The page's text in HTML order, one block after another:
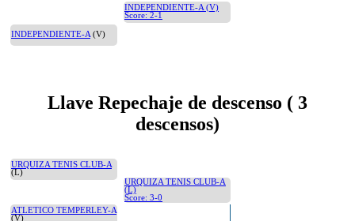
INDEPENDIENTE-A (V)
INDEPENDIENTE-A (V)
Score: 2-1
Llave Repechaje de descenso ( 3
descensos)
URQUIZA TENIS CLUB-A
(L)
ATLETICO TEMPERLEY-A
(V)
URQUIZA TENIS CLUB-A
(L)
Score: 3-0